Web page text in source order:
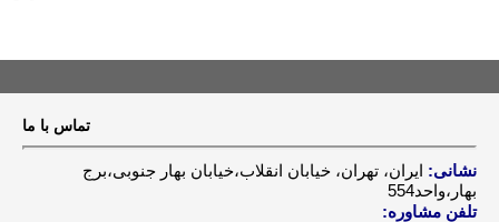
تماس با ما
نشانی: ایران، تهران، خیابان انقلاب،خیابان بهار جنوبی،برج
بهار،واحد554
تلفن مشاوره: